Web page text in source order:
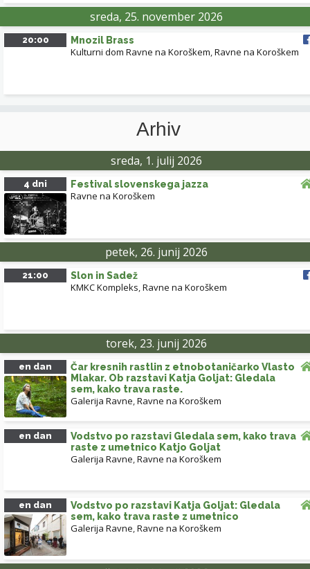
sreda, 25. november 2026
20:00 Mnozil Brass
Kulturni dom Ravne na Koroškem,Ravne na Koroškem
Arhiv
sreda, 1. julij 2026
4 dni Festival slovenskega jazza
Ravne na Koroškem
petek, 26. junij 2026
21:00 Slon in Sadež
KMKC Kompleks,Ravne na Koroškem
torek, 23. junij 2026
en dan
Čar kresnih rastlin z etnobotaničarko Vlasto
Mlakar. Ob razstavi Katja Goljat: Gledala
sem, kako trava raste.
Galerija Ravne,Ravne na Koroškem
en dan
Vodstvo po razstavi Gledala sem, kako trava
raste z umetnico Katjo Goljat
Galerija Ravne,Ravne na Koroškem
en dan
Vodstvo po razstavi Katja Goljat: Gledala
sem, kako trava raste z umetnico
Galerija Ravne,Ravne na Koroškem